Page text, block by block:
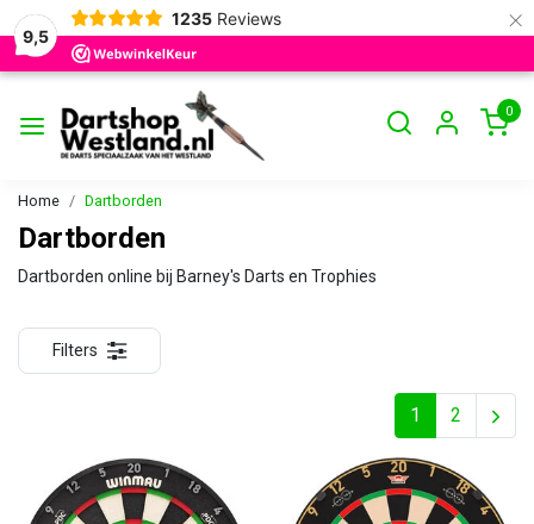
9,5
1235 Reviews ×
0
Home Dartborden
Dartborden
Dartborden online bij Barney's Darts en Trophies
Filters
1 2